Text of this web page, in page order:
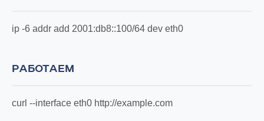
ip -6 addr add 2001:db8::100/64 dev eth0
РАБОТАЕМ
curl --interface eth0 http://example.com